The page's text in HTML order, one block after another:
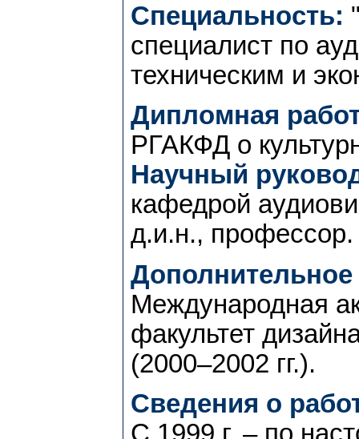
Специальность:
специалист по
техническим и
Дипломная
РГАКФД о
Научный
кафедрой
д.и.н., профессор.
Дополнительное
Международная
факультет
(2000–2002 гг.).
Сведения о